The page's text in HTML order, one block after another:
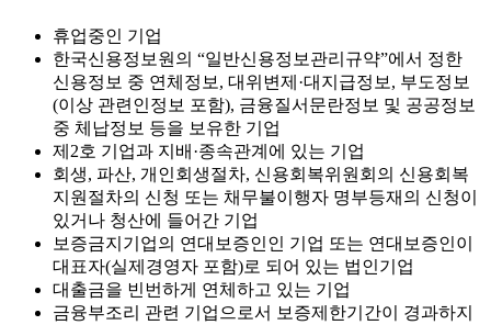
휴업중인 기업
한국신용정보원의 “일반신용정보관리규약”에서 정한
신용정보 중 연체정보, 대위변제·대지급정보, 부도정보
(이상 관련인정보 포함), 금융질서문란정보 및 공공정보
중 체납정보 등을 보유한 기업
제2호 기업과 지배·종속관계에 있는 기업
회생, 파산, 개인회생절차, 신용회복위원회의 신용회복
지원절차의 신청 또는 채무불이행자 명부등재의 신청이
있거나 청산에 들어간 기업
보증금지기업의 연대보증인인 기업 또는 연대보증인이
대표자(실제경영자 포함)로 되어 있는 법인기업
대출금을 빈번하게 연체하고 있는 기업
금융부조리 관련 기업으로서 보증제한기간이 경과하지